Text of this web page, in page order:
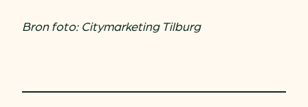
Bron foto: Citymarketing Tilburg